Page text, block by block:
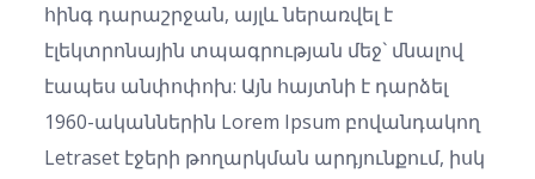
հինգ դարաշրջան, այլև ներառվել է
էլեկտրոնային տպագրության մեջ` մնալով
էապես անփոփոխ: Այն հայտնի է դարձել
1960-ականներին Lorem Ipsum բովանդակող
Letraset էջերի թողարկման արդյունքում, իսկ